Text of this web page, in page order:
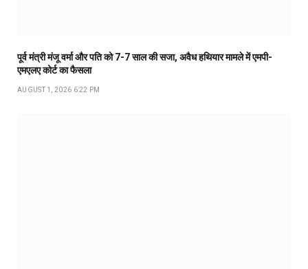
पूर्व मंत्री मंजू वर्मा और पति को 7-7 साल की सजा, अवैध हथियार मामले में एमपी-
एमएलए कोर्ट का फैसला
AUGUST 1, 2026 6:22 PM